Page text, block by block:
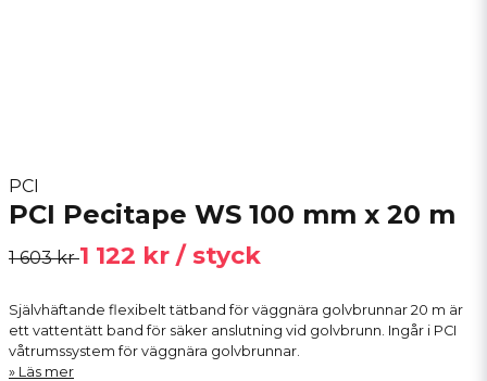
PCI
PCI Pecitape WS 100 mm x 20 m
1 603 kr1 122 kr / styck
Självhäftande flexibelt tätband för väggnära golvbrunnar 20 m är
ett vattentätt band för säker anslutning vid golvbrunn. Ingår i PCI
våtrumssystem för väggnära golvbrunnar.
Läs mer